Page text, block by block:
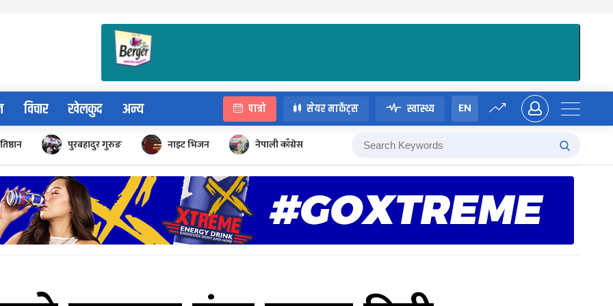
विचार खेलकुद अन्य पात्रो सेयर मार्केट्स स्वास्थ्य EN
पुरबहादुर गुरुङ नाइट भिजन नेपाली काँग्रेस